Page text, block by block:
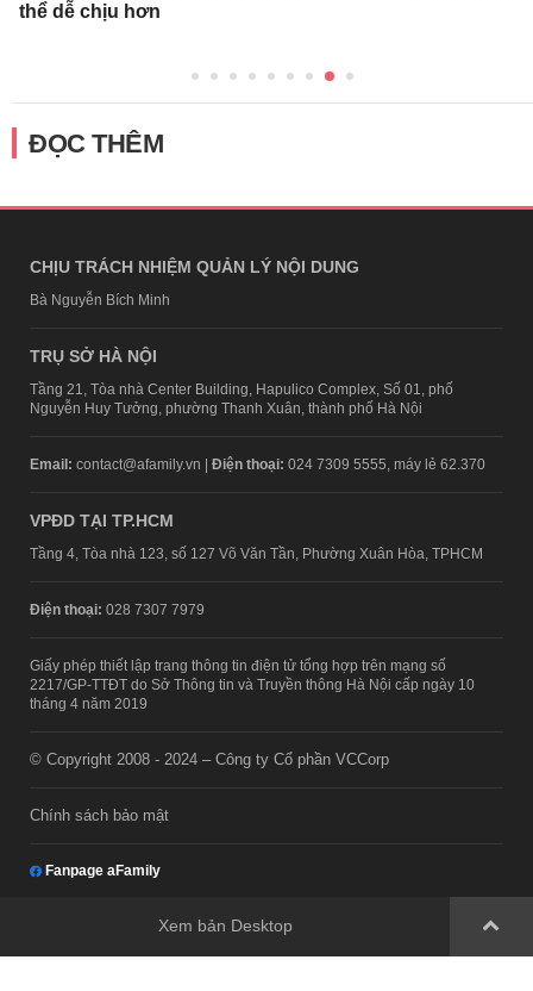
thể dễ chịu hơn
ĐỌC THÊM
CHỊU TRÁCH NHIỆM QUẢN LÝ NỘI DUNG
Bà Nguyễn Bích Minh
TRỤ SỞ HÀ NỘI
Tầng 21, Tòa nhà Center Building, Hapulico Complex, Số 01, phố
Nguyễn Huy Tưởng, phường Thanh Xuân, thành phố Hà Nội
Email: contact@afamily.vn | Điện thoại: 024 7309 5555, máy lẻ 62.370
VPĐD TẠI TP.HCM
Tầng 4, Tòa nhà 123, số 127 Võ Văn Tần, Phường Xuân Hòa, TPHCM
Điện thoại: 028 7307 7979
Giấy phép thiết lập trang thông tin điện tử tổng hợp trên mạng số
2217/GP-TTĐT do Sở Thông tin và Truyền thông Hà Nội cấp ngày 10
tháng 4 năm 2019
© Copyright 2008 - 2024 – Công ty Cổ phần VCCorp
Chính sách bảo mật
Fanpage aFamily
Xem bản Desktop